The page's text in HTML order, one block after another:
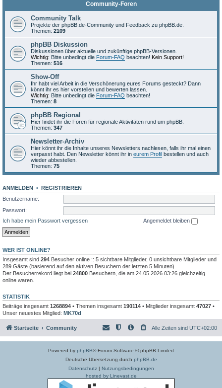
Community-Foren
Community Talk
Projekte der phpBB.de-Community und Feedback zu phpBB.de.
Themen: 2109
phpBB Diskussion
Diskussionen über aktuelle und zukünftige phpBB-Versionen.
Wichtig: Bitte unbedingt die Forum-FAQ beachten! Kein Support!
Themen: 516
Show-Off
Ihr habt viel Arbeit in die Verschönerung eures Forums gesteckt? Dann
könnt ihr es hier vorstellen und bewerten lassen.
Wichtig: Bitte unbedingt die Forum-FAQ beachten!
Themen: 8
phpBB Regional
Hier findet ihr die Foren für regionale Aktivitäten rund um phpBB.
Themen: 347
Newsletter-Archiv
Hier könnt ihr die Inhalte unseres Newsletters nachlesen, falls ihr mal einen
verpasst habt. Den Newsletter könnt ihr in eurem Profil bestellen und auch
wieder abbestellen.
Themen: 75
ANMELDEN • REGISTRIEREN
Benutzername:
Passwort:
Ich habe mein Passwort vergessen
Angemeldet bleiben
WER IST ONLINE?
Insgesamt sind 294 Besucher online :: 5 sichtbare Mitglieder, 0 unsichtbare Mitglieder und
289 Gäste (basierend auf den aktiven Besuchern der letzten 5 Minuten)
Der Besucherrekord liegt bei 24800 Besuchern, die am 24.05.2026 03:26 gleichzeitig
online waren.
STATISTIK
Beiträge insgesamt 1268894 • Themen insgesamt 190114 • Mitglieder insgesamt 47027 •
Unser neuestes Mitglied: MK70d
Startseite Community Alle Zeiten sind UTC+02:00
Powered by phpBB® Forum Software © phpBB Limited
Deutsche Übersetzung durch phpBB.de
Datenschutz| Nutzungsbedingungen
hosted by Linevast.de